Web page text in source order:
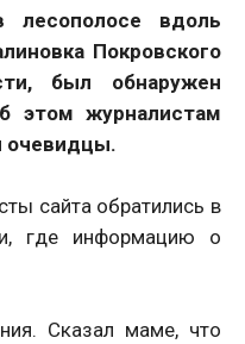
лесополосе вдоль
Покровского
был обнаружен
этом журналистам
очевидцы.
cайта обратились в
где информацию о
Сказал маме, что